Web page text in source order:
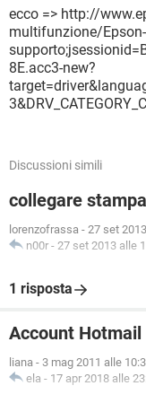
ecco => http://
multifunzione/
8E.acc3-new?
Discussioni simili
collegare
lorenzofrassa - 27 set
n00r - 27 set 2013 alle
1 risposta
Account
liana - 3 mag 2011 alle
ela - 17 apr 2018 alle